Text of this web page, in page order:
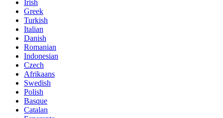
Irish
Greek
Turkish
Italian
Danish
Romanian
Indonesian
Czech
Afrikaans
Swedish
Polish
Basque
Catalan